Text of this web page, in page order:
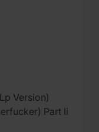
Version)
Part Ii